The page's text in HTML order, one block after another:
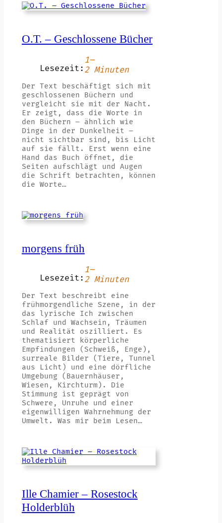
O.T. – Geschlossene Bücher
Lesezeit:
1–
2 Minuten
Der Text beschäftigt sich mit
geschlossenen Büchern und
vergleicht sie mit der Nacht.
Er zeigt, dass die Worte in
den Büchern – ähnlich wie
Dinge in der Dunkelheit –
nicht sichtbar sind, bis Licht
auf sie fällt. Erst wenn eine
Hand das Buch öffnet, die
Seiten aufschlägt und Augen
die Schrift betrachten, können
die Worte…
morgens früh
Lesezeit:
1–
2 Minuten
Der Text beschreibt eine
frühmorgendliche Szene, in der
das lyrische Ich zwischen
Schlaf und Wachsein, Träumen
und Realität oszilliert. Es
thematisiert körperliche
Empfindungen (Schweiß, Enge),
surreale Bilder (Tiere, Tunnel
aus Licht) und eine dörfliche
Umgebung (Bauernhäuser,
Wiesen, Kirchturm). Die
Stimmung ist geprägt von
Schwere, Unruhe und einer
eigenwilligen Wahrnehmung der
Umwelt. Was mir beim Lesen…
Ille Chamier – Rosestock
Holderblüh